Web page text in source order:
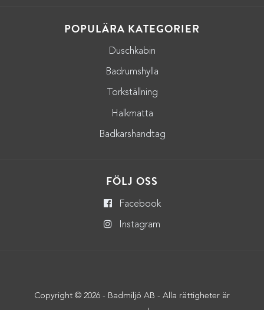
POPULÄRA KATEGORIER
Duschkabin
Badrumshylla
Torkställning
Halkmatta
Badkarshandtag
FÖLJ OSS
Facebook
Instagram
Copyright © 2026 - Badmiljö AB - Alla rättigheter är